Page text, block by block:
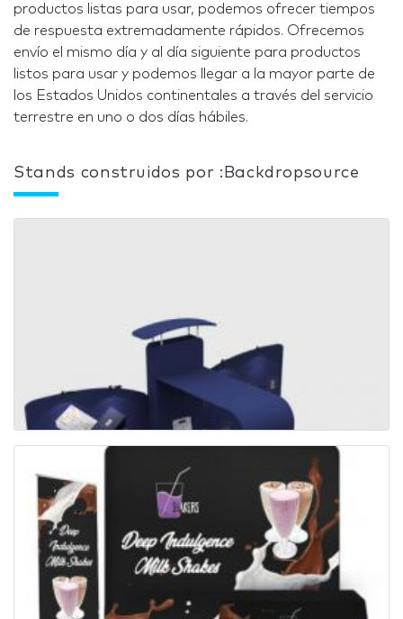
productos listas para usar, podemos ofrecer tiempos
de respuesta extremadamente rápidos. Ofrecemos
envío el mismo día y al día siguiente para productos
listos para usar y podemos llegar a la mayor parte de
los Estados Unidos continentales a través del servicio
terrestre en uno o dos días hábiles.
Stands construidos por :Backdropsource